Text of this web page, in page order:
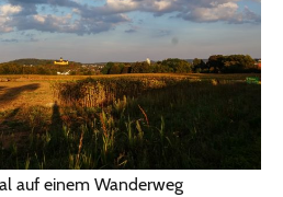
auf einem Wanderweg